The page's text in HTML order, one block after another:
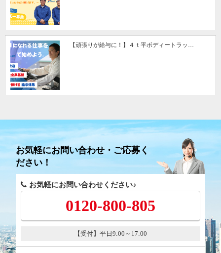
【頑張りが給与に！】４ｔ平ボディートラッ…
お気軽にお問い合わせ・ご応募く
ださい！
お気軽にお問い合わせください♪
0120-800-805
【受付】平日9:00～17:00